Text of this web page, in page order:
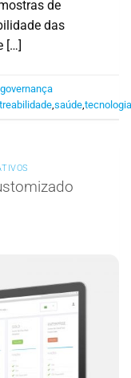
de
das
[…]
,governança
,saúde ,